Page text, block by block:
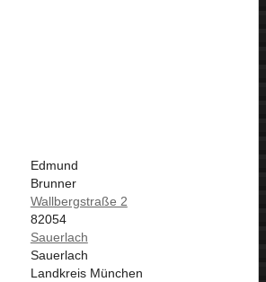
Edmund
Brunner
Wallbergstraße 2
82054
Sauerlach
Sauerlach
Landkreis München